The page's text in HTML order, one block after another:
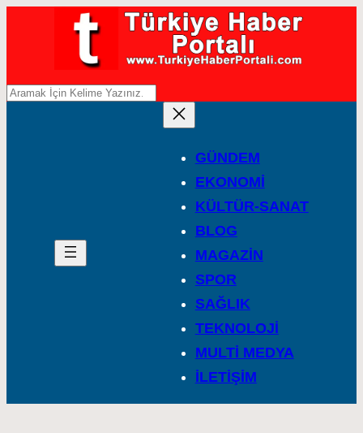
A
GÜNDEM
EKONOMİ
KÜLTÜR-SANAT
BLOG
MAGAZİN
SPOR
SAĞLIK
TEKNOLOJİ
MULTİ MEDYA
İLETİŞİM